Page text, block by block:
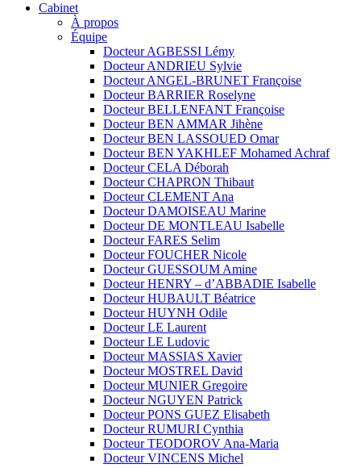
Cabinet
À propos
Équipe
Docteur AGBESSI Lémy
Docteur ANDRIEU Sylvie
Docteur ANGEL-BRUNET Françoise
Docteur BARRIER Roselyne
Docteur BELLENFANT Françoise
Docteur BEN AMMAR Jihène
Docteur BEN LASSOUED Omar
Docteur BEN YAKHLEF Mohamed Achraf
Docteur CELA Déborah
Docteur CHAPRON Thibaut
Docteur CLEMENT Ana
Docteur DAMOISEAU Marine
Docteur DE MONTLEAU Isabelle
Docteur FARES Selim
Docteur FOUCHER Nicole
Docteur GUESSOUM Amine
Docteur HENRY – d’ABBADIE Isabelle
Docteur HUBAULT Béatrice
Docteur HUYNH Odile
Docteur LE Laurent
Docteur LE Ludovic
Docteur MASSIAS Xavier
Docteur MOSTREL David
Docteur MUNIER Gregoire
Docteur NGUYEN Patrick
Docteur PONS GUEZ Elisabeth
Docteur RUMURI Cynthia
Docteur TEODOROV Ana-Maria
Docteur VINCENS Michel